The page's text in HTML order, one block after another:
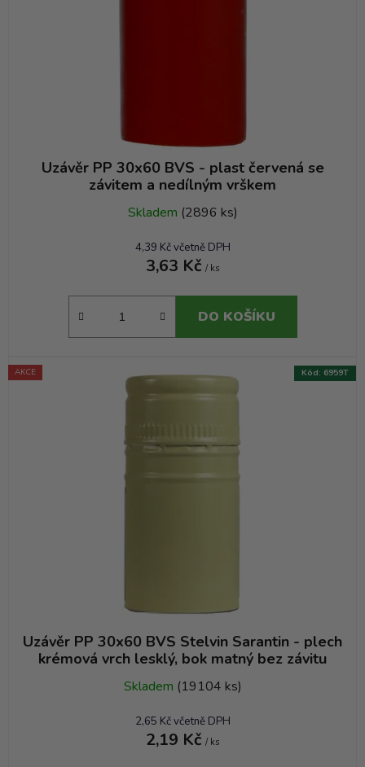
Uzávěr PP 30x60 BVS - plast červená se
závitem a nedílným vrškem
Skladem (2896 ks)
4,39 Kč včetně DPH
3,63 Kč / ks
DO KOŠÍKU
AKCE
Uzávěr PP 30x60 BVS Stelvin Sarantin - plech
krémová vrch lesklý, bok matný bez závitu
Skladem (19104 ks)
2,65 Kč včetně DPH
2,19 Kč / ks
Kód: 6959T